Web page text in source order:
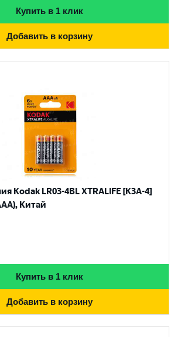
Купить в 1 клик
Добавить в корзину
Kodak LR03-4BL XTRALIFE [K3A-4]
Китай
Купить в 1 клик
Добавить в корзину